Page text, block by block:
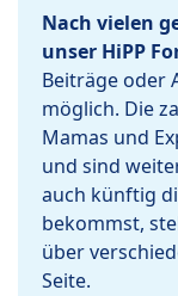
Nach vielen
unser HiPP
Beiträge oder
möglich. Die
Mamas und
und sind
auch künftig
bekommst,
über
Seite.